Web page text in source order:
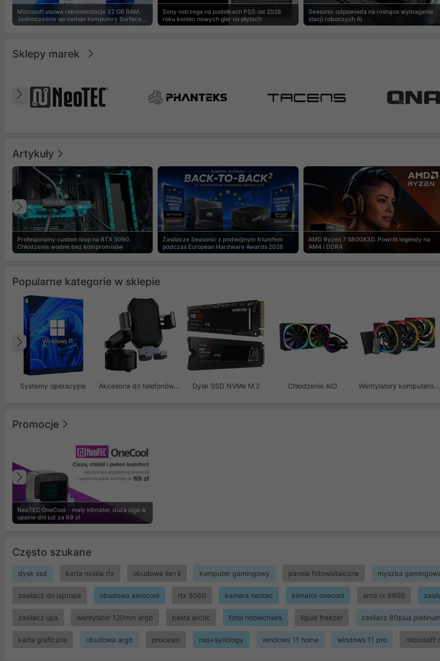
Microsoft usuwa rekomendacje 32 GB RAM.
Jednocześnie sprzedaje komputery Surface z
8 GB
Sony ostrzega na pudełkach PS5: od 2028
roku koniec nowych gier na płytach
Seasonic odpowiada na rosnące wymagania
stacji roboczych AI
Sklepy marek
Poprzedni
Artykuły
Profesjonalny custom loop na RTX 5090.
Chłodzenie wodne bez kompromisów
Zasilacze Seasonic z podwójnym triumfem
podczas European Hardware Awards 2026
AMD Ryzen 7 5800X3D. Powrót legendy na
AM4 i DDR4
Poprzedni
Popularne kategorie w sklepie
Systemy operacyjne Akcesoria do telefonów GSM Dysk SSD NVMe M.2 Chłodzenie AIO Wentylatory komputerowe
Poprzedni
Promocje
NeoTEC OneCool - mały klimator, duża ulga w
upalne dni już za 69 zł
Poprzedni
Często szukane
dysk ssd karta nvidia rtx obudowa lian li komputer gamingowy panele fotowoltaiczne myszka
zasilacz do laptopa obudowa aerocool rtx 5060 kamera neotec klimator onecool amd rx 6600
zasilacz ups wentylator 120mm argb pasta arctic fotel noblechairs liquid freezer zasilacz 80plus platinum
karta graficzna obudowa argb procesor nas+synology windows 11 home windows 11 pro microsoft